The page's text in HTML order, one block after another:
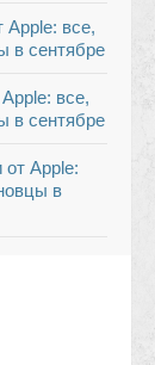
Apple: все,
в сентябре
все,
в сентябре
от Apple:
в